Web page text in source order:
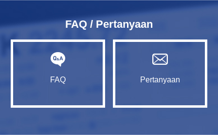
FAQ / Pertanyaan
FAQ Pertanyaan